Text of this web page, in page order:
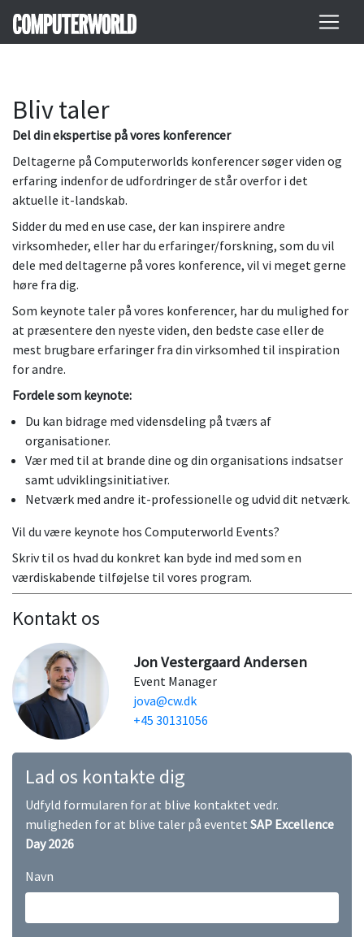
Bliv taler
Del din ekspertise på vores konferencer
Deltagerne på Computerworlds konferencer søger viden og
erfaring indenfor de udfordringer de står overfor i det
aktuelle it-landskab.
Sidder du med en use case, der kan inspirere andre
virksomheder, eller har du erfaringer/forskning, som du vil
dele med deltagerne på vores konference, vil vi meget gerne
høre fra dig.
Som keynote taler på vores konferencer, har du mulighed for
at præsentere den nyeste viden, den bedste case eller de
mest brugbare erfaringer fra din virksomhed til inspiration
for andre.
Fordele som keynote:
Du kan bidrage med vidensdeling på tværs af
organisationer.
Vær med til at brande dine og din organisations indsatser
samt udviklingsinitiativer.
Netværk med andre it-professionelle og udvid dit netværk.
Vil du være keynote hos Computerworld Events?
Skriv til os hvad du konkret kan byde ind med som en
værdiskabende tilføjelse til vores program.
Kontakt os
Jon Vestergaard Andersen
Event Manager
jova@cw.dk
+45 30131056
Lad os kontakte dig
Udfyld formularen for at blive kontaktet vedr.
muligheden for at blive taler på eventet SAP Excellence
Day 2026
Navn